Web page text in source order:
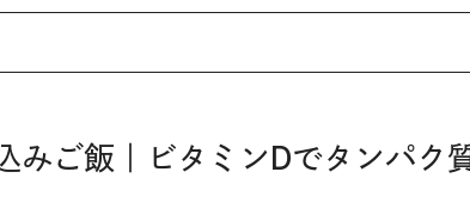
みご飯｜ビタミンDでタンパク